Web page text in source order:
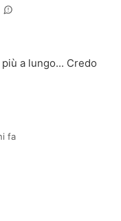
a lungo... Credo
fa